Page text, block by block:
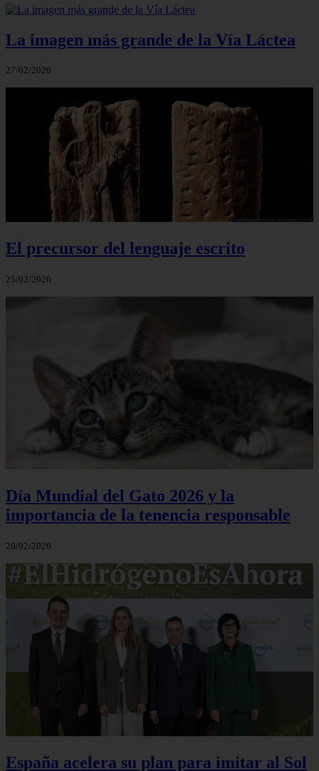
La imagen más grande de la Vía Láctea
27/02/2026
El precursor del lenguaje escrito
25/02/2026
Día Mundial del Gato 2026 y la
importancia de la tenencia responsable
20/02/2026
España acelera su plan para imitar al Sol